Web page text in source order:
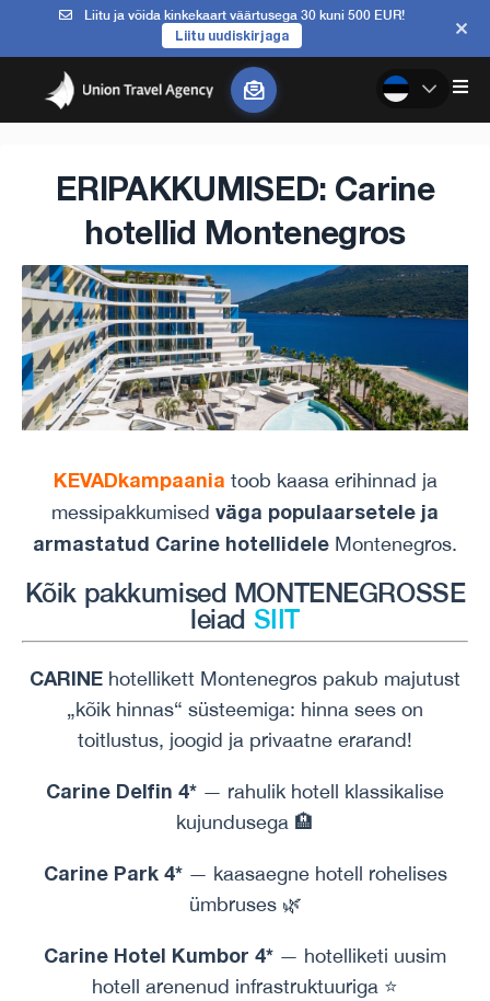
Liitu ja võida kinkekaart väärtusega 30 kuni 500 EUR!
Liitu uudiskirjaga
ERIPAKKUMISED: Carine
hotellid Montenegros
KEVADkampaania toob kaasa erihinnad ja
messipakkumised väga populaarsetele ja
armastatud Carine hotellidele Montenegros.
Kõik pakkumised MONTENEGROSSE
leiad SIIT
CARINE hotellikett Montenegros pakub majutust
„kõik hinnas“ süsteemiga: hinna sees on
toitlustus, joogid ja privaatne erarand!
Carine Delfin 4* — rahulik hotell klassikalise
kujundusega 🏨
Carine Park 4*— kaasaegne hotell rohelises
ümbruses 🌿
Carine Hotel Kumbor 4* — hotelliketi uusim
hotell arenenud infrastruktuuriga ⭐